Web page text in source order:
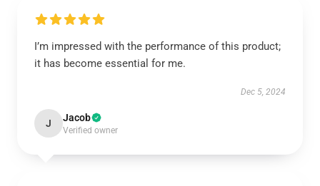
I’m impressed with the performance of this product;
it has become essential for me.
Dec 5, 2024
J Jacob
Verified owner